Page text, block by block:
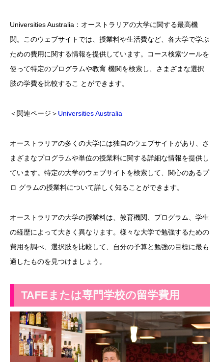
Universities Australia：オーストラリアの大学に関する最高機
関。このウェブサイトでは、授業料や生活費など、各大学で学ぶ
ための費用に関する情報を提供しています。コース検索ツールを
使って特定のプログラムや教育 機関を検索し、さまざまな選択
肢の学費を比較するこ とができます。
＜関連ページ＞ Universities Australia
オーストラリアの多くの大学には独自のウェブサイトがあり、さ
まざまなプログラムや単位の授業料に関する詳細な情報を提供し
ています。特定の大学のウェブサイトを検索して、関心のあるプ
ロ グラムの授業料について詳しく知ることができます。
オーストラリアの大学の授業料は、教育機関、プログラム、学生
の経歴によって大きく異なります。様々な大学で勉強するための
費用を調べ、選択肢を比較して、自分の予算と勉強の目標に最も
適したものを見つけましょう。
TAFE または専門学校の留学費用